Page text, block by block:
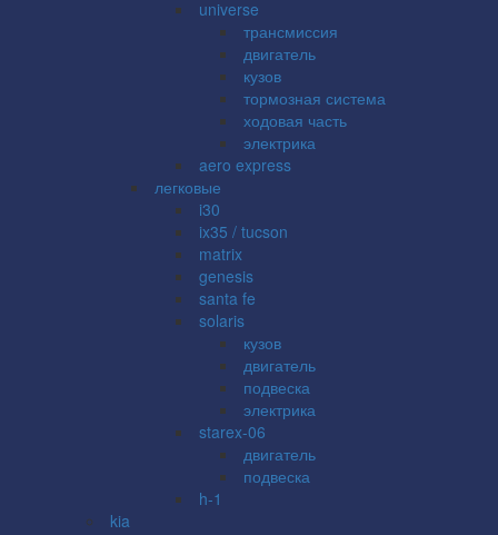
universe
трансмиссия
двигатель
кузов
тормозная система
ходовая часть
электрика
aero express
легковые
i30
ix35 / tucson
matrix
genesis
santa fe
solaris
кузов
двигатель
подвеска
электрика
starex-06
двигатель
подвеска
h-1
kia